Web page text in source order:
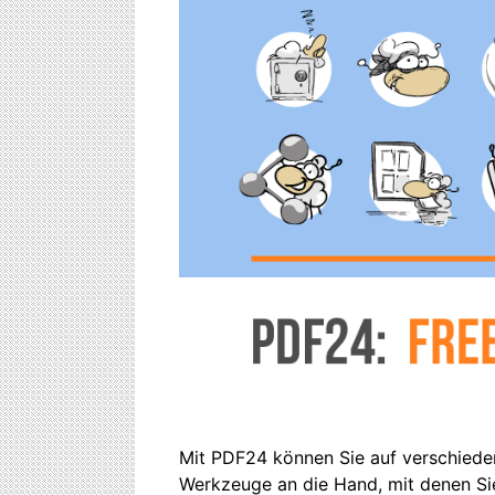
Mit PDF24 können Sie auf
Werkzeuge an die Hand, mit denen